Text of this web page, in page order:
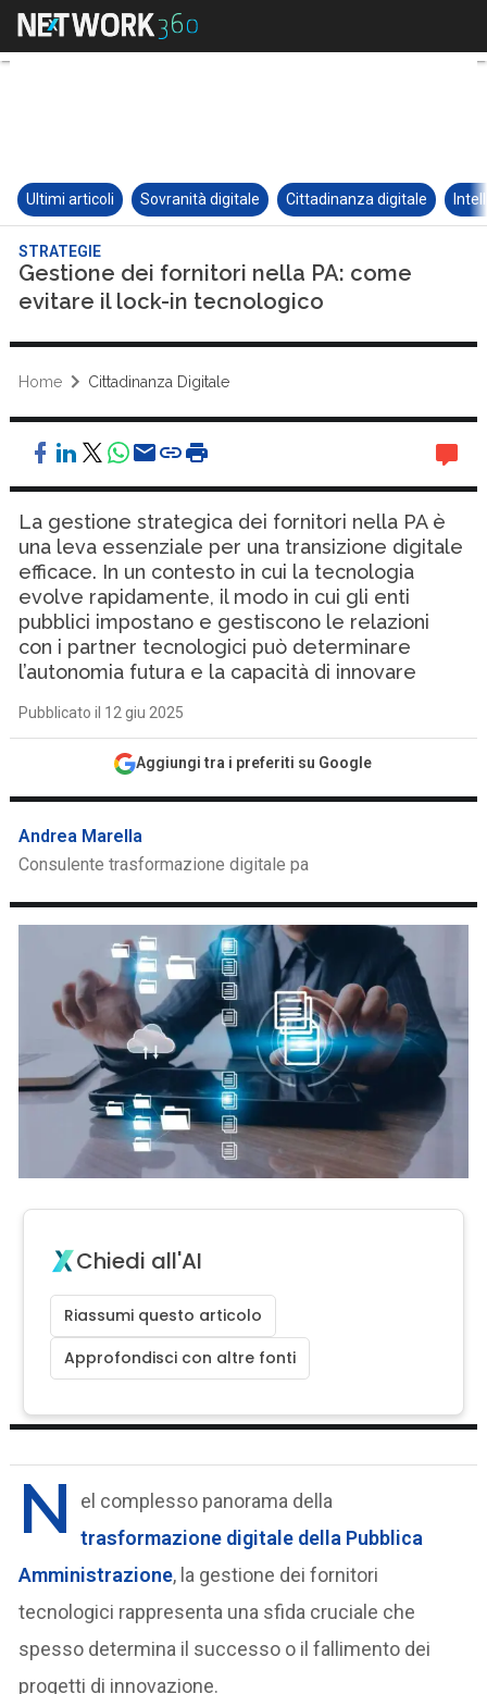
Ultimi articoli Sovranità digitale Cittadinanza digitale
STRATEGIE
Gestione dei fornitori nella PA: come
evitare il lock-in tecnologico
Home Cittadinanza Digitale
La gestione strategica dei fornitori nella PA è
una leva essenziale per una transizione digitale
efficace. In un contesto in cui la tecnologia
evolve rapidamente, il modo in cui gli enti
pubblici impostano e gestiscono le relazioni
con i partner tecnologici può determinare
l’autonomia futura e la capacità di innovare
Pubblicato il 12 giu 2025
Aggiungi tra i preferiti su Google
Andrea Marella
Consulente trasformazione digitale pa
Chiedi all'AI
Riassumi questo articolo
Approfondisci con altre fonti
N
el complesso panorama della
trasformazione digitale della Pubblica
Amministrazione, la gestione dei fornitori
tecnologici rappresenta una sfida cruciale che
spesso determina il successo o il fallimento dei
progetti di innovazione.